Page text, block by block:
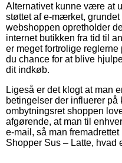
Alternativet kunne være at
støttet af e-mærket,
webshoppen opretholder
internet butikken fra tid til
er meget fortrolige
du chance for at blive
dit indkøb.
Ligeså er det klogt at man
betingelser der influerer
ombytningsret shoppen
afgørende, at man til
e-mail, så man
Shopper Sus – Latte, hvad